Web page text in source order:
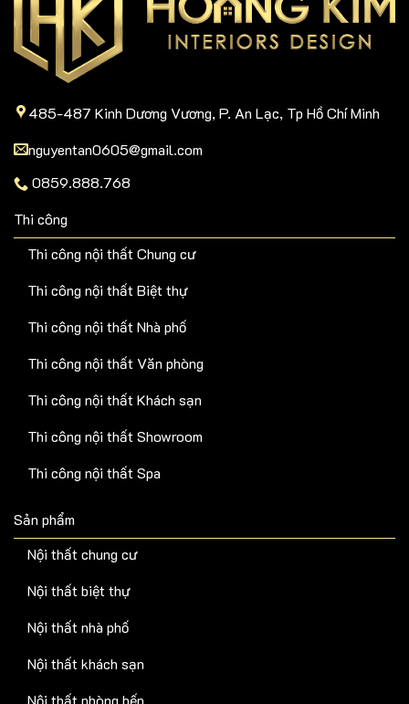
485-487 Kinh Dương Vương, P. An Lạc, Tp Hồ Chí Minh
nguyentan0605@gmail.com
0859.888.768
Thi công
Thi công nội thất Chung cư
Thi công nội thất Biệt thự
Thi công nội thất Nhà phố
Thi công nội thất Văn phòng
Thi công nội thất Khách sạn
Thi công nội thất Showroom
Thi công nội thất Spa
Sản phẩm
Nội thất chung cư
Nội thất biệt thự
Nội thất nhà phố
Nội thất khách sạn